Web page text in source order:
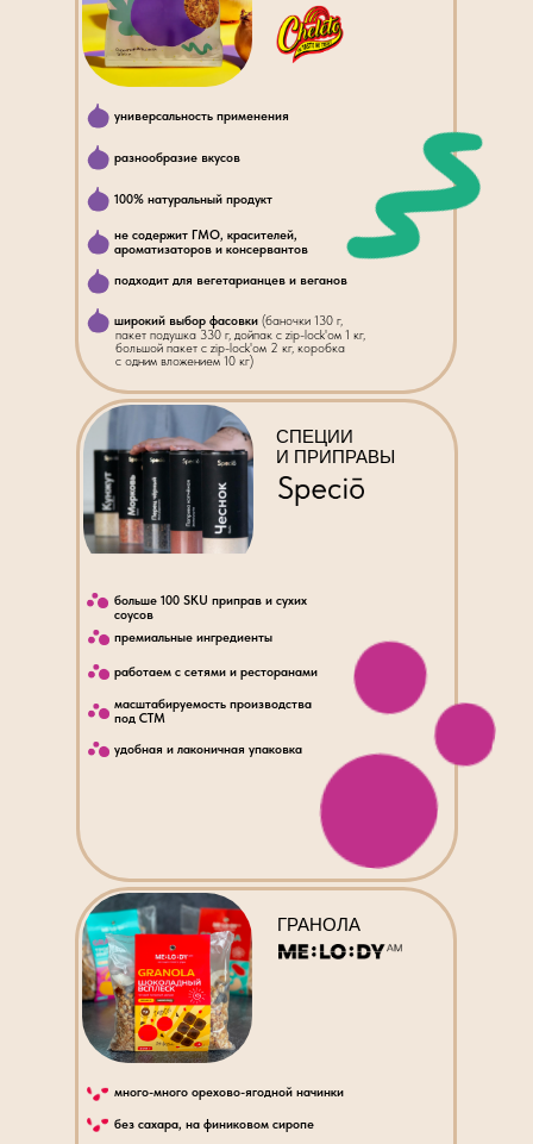
универсальность применения
не содержит ГМО, красителей,
ароматизаторов и консервантов
подходит для вегетарианцев и веганов
разнообразие вкусов
широкий выбор фасовки (баночки 130 г,
пакет подушка 330 г, дойпак с zip-lock'ом 1 кг,
большой пакет с zip-lock'ом 2 кг, коробка
с одним вложением 10 кг)
100% натуральный продукт
работаем с сетями и ресторанами
премиальные ингредиенты
удобная и лаконичная упаковка
больше 100 SKU приправ и сухих
соусов
масштабируемость производства
под СТМ
СПЕЦИИ
И ПРИПРАВЫ
много-много орехово-ягодной начинки
без сахара, на финиковом сиропе
ГРАНОЛА